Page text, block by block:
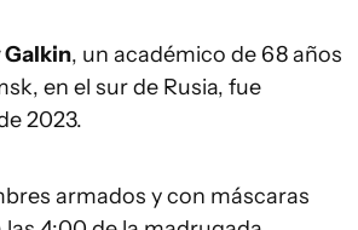
Galkin, un académico de 68 años
en el sur de Rusia, fue
2023.
armados y con máscaras